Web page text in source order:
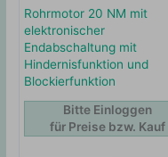
Rohrmotor 20 NM mit
elektronischer
Endabschaltung mit
Hindernisfunktion und
Blockierfunktion
Bitte Einloggen
für Preise bzw. Kauf